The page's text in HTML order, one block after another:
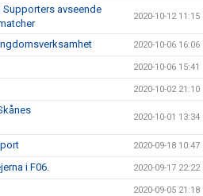
Supporters avseende
2020-10-12 11:15
2020-10-06 16:06
2020-10-06 15:41
2020-10-02 21:10
2020-10-01 13:34
2020-09-18 10:47
i F06. 2020-09-17 22:22
2020-09-05 21:18